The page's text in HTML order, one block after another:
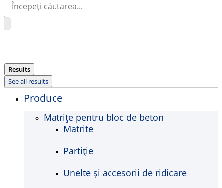
Results
See all results
Produce
Matrițe pentru bloc de beton
Matrite
Partiție
Unelte și accesorii de ridicare